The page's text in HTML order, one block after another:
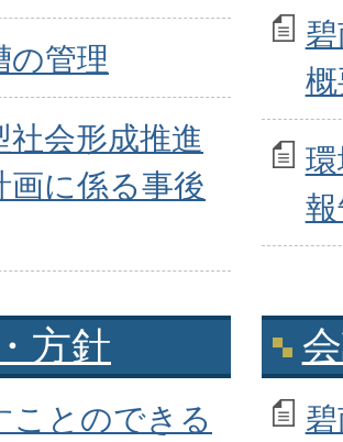
の管理
社会形成推進
画に係る事後
方針
ことのできる